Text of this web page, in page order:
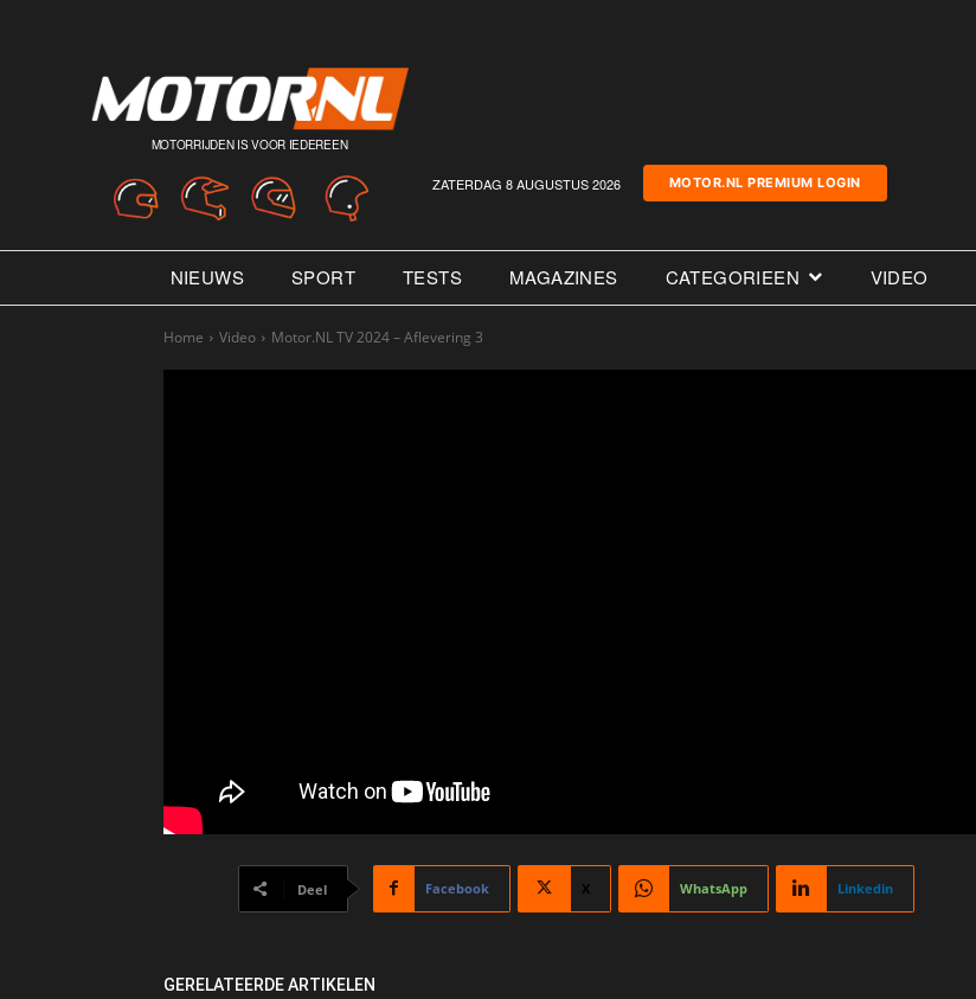
MOTORRIJDEN IS VOOR IEDEREEN
ZATERDAG 8 AUGUSTUS 2026 MOTOR.NL PREMIUM LOGIN
NIEUWS SPORT TESTS MAGAZINES CATEGORIEEN VIDEO
Home Video Motor.NL TV 2024 – Aflevering 3
Deel Facebook X WhatsApp Linkedin
GERELATEERDE ARTIKELEN